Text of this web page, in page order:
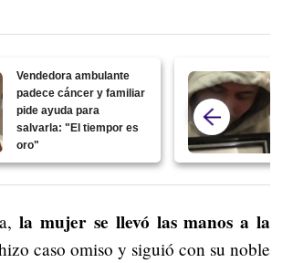
Vendedora ambulante
padece cáncer y familiar
pide ayuda para
salvarla: "El tiempor es
oro"
la mujer se llevó las manos a la
caso omiso y siguió con su noble